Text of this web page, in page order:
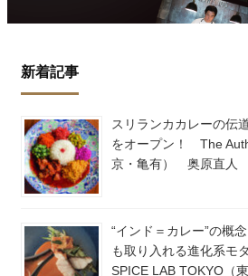
新着記事
スリランカカレーの伝
をオープン！ The
京・亀有） 奥原直人
“インド＝カレー”の概
も取り入れる進化系モ
SPICE LAB TOKYO（